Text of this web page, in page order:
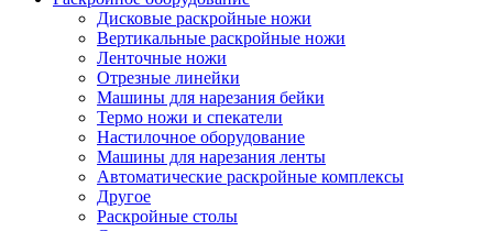
Дисковые раскройные ножи
Вертикальные раскройные ножи
Ленточные ножи
Отрезные линейки
Машины для нарезания бейки
Термо ножи и спекатели
Настилочное оборудование
Машины для нарезания ленты
Автоматические раскройные комплексы
Другое
Раскройные столы